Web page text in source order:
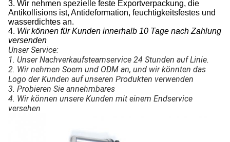
3. Wir nehmen spezielle feste Exportverpackung, die
Antikollisions ist, Antideformation, feuchtigkeitsfestes und
wasserdichtes an.
4. Wir können für Kunden innerhalb 10 Tage nach Zahlung
versenden
Unser Service:
1. Unser Nachverkaufsteamservice 24 Stunden auf Linie.
2. Wir nehmen Soem und ODM an, und wir könnten das
Logo der Kunden auf unseren Produkten verwenden
3. Probieren Sie annehmbares
4. Wir können unsere Kunden mit einem Endservice
versehen